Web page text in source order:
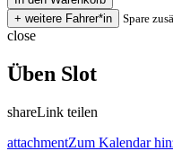
Spare
close
Üben Slot
shareLink teilen
attachmentZum Kalendar